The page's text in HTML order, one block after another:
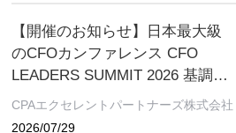
【開催のお知らせ】日本最大級
のCFOカンファレンス CFO
LEADERS SUMMIT 2026 基調講
演にソフトバンクグループCFO
CPAエクセレントパートナーズ株式会社
2026/07/29